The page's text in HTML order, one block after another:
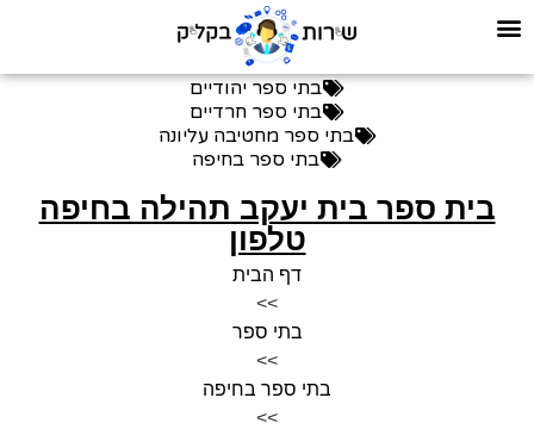
בתי ספר יהודיים
בתי ספר חרדיים
בתי ספר מחטיבה עליונה
בתי ספר בחיפה
בית ספר בית יעקב תהילה בחיפה
טלפון
דף הבית
>>
בתי ספר
>>
בתי ספר בחיפה
>>